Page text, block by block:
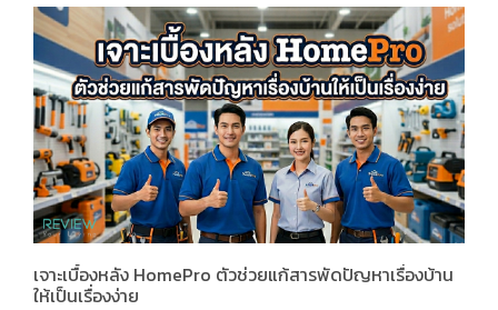
เจาะเบื้องหลัง HomePro ตัวช่วยแก้สารพัดปัญหาเรื่องบ้าน
ให้เป็นเรื่องง่าย